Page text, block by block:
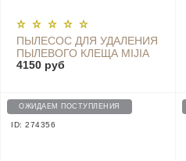
ПЫЛЕСОС ДЛЯ УДАЛЕНИЯ
ПЫЛЕВОГО КЛЕЩА MIJIA
DUST MITE VACUUM
4150 руб
ОЖИДАЕМ ПОСТУПЛЕНИЯ
ID: 274356